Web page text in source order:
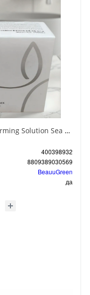
BeauuGreen Hydrogel Eye Patch Firming Solution Sea Cocumber & Black Гидрогелевые патчи для кожи вокруг глаз с экстрактом черного морского огурца 60 шт 90 гр
400398932
8809389030569
BeauuGreen
да